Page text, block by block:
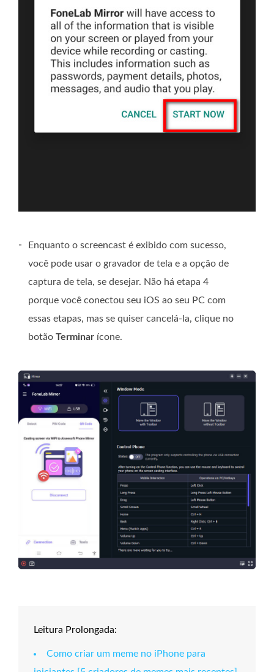
-
Enquanto o screencast é exibido com sucesso,
você pode usar o gravador de tela e a opção de
captura de tela, se desejar. Não há etapa 4
porque você conectou seu iOS ao seu PC com
essas etapas, mas se quiser cancelá-la, clique no
botão Terminar ícone.
Leitura Prolongada:
Como criar um meme no iPhone para